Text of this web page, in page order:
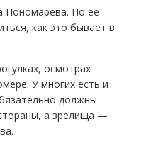
Пономарёва. По ее
как это бывает в
осмотрах
У многих есть и
должны
а зрелища —